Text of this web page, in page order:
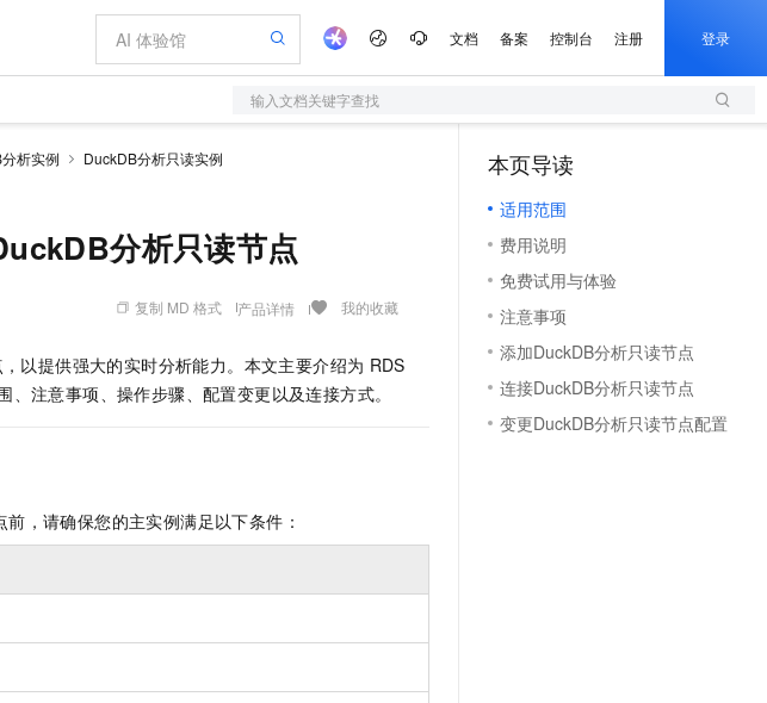
文档 备案 控制台 注册 登录
输入文档关键字查找
析实例
DuckDB分析只读实例
分析只读节点
复制 MD 格式 产品详情 我的收藏
以提供强大的实时分析能力。本文主要介绍为 RDS
、注意事项、操作步骤、配置变更以及连接方式。
前，请确保您的主实例满足以下条件：
本页导读
适用范围
费用说明
免费试用与体验
注意事项
添加DuckDB分析只读节点
连接DuckDB分析只读节点
变更DuckDB分析只读节点配置
大模型服务平台百炼
程与推理利器
力而生
图片和视频生成
HappyHorse-1.1-T2V
让文字生成流畅细腻的高质量视频
Wan2.7-T2V
文戏情感细腻自然，动作戏激烈拳拳到肉，实现更强表演能力
语音识别与合成
Qwen3-TTS-Flash
离线语音合成大模型，多语言方言自适应，低延迟高稳定
模版
大模型原生应用
Qoder HOT
一人公司成长
时加量 10 倍，夜间低至2折
倍 NEW
Max
客户专享
AI 场景体验
AI 电商营销
图文、视频一站生成，高效打造优质广告素材
AI 建站
AI 办公
AI 活动
AI 生产力先锋
先锋实践拓展 AI 生产力的边界
飞天发布时刻
所见，即是所愿
AI 实训营
从基础到进阶，Agent 创客手把手教你
创新加速
配置报价器
基础软件
宝塔 Linux
CentOS
Docker
JAVA
全能环境
Ubuntu
专业服务
公司注册
上云迁移
代维服务
产品伙伴合作计划
云存储合作计划
数据库合作计划
云网络合作计划
Salesforce On Alibaba Cloud ISV 合作
服务生态伙伴
服务伙伴合作计划
Al MaaS 服务伙伴赋能合作
伙伴信用分合作计划
更多支持
合作伙伴培训与认证
查询合作伙伴
登录合作伙伴管理后台
阿里云认证
全部认证
训练营
官网公告
开发者社区
镜像站
我要反馈
我要建议
市场活动
云栖大会
活动全景
魔搭 ModelScope
云工开物
加入我们